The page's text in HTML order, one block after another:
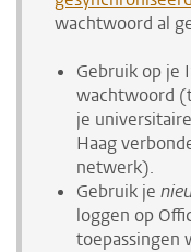
wachtwoord al
Gebruik op je
wachtwoord
je
Haag
netwerk).
Gebruik je
loggen op
toepassingen